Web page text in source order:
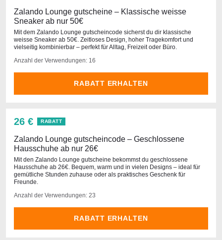
Zalando Lounge gutscheine – Klassische weisse
Sneaker ab nur 50€
Mit dem Zalando Lounge gutscheincode sicherst du dir klassische
weisse Sneaker ab 50€. Zeitloses Design, hoher Tragekomfort und
vielseitig kombinierbar – perfekt für Alltag, Freizeit oder Büro.
Anzahl der Verwendungen: 16
RABATT ERHALTEN
26 € RABATT
Zalando Lounge gutscheincode – Geschlossene
Hausschuhe ab nur 26€
Mit den Zalando Lounge gutscheine bekommst du geschlossene
Hausschuhe ab 26€. Bequem, warm und in vielen Designs – ideal für
gemütliche Stunden zuhause oder als praktisches Geschenk für
Freunde.
Anzahl der Verwendungen: 23
RABATT ERHALTEN